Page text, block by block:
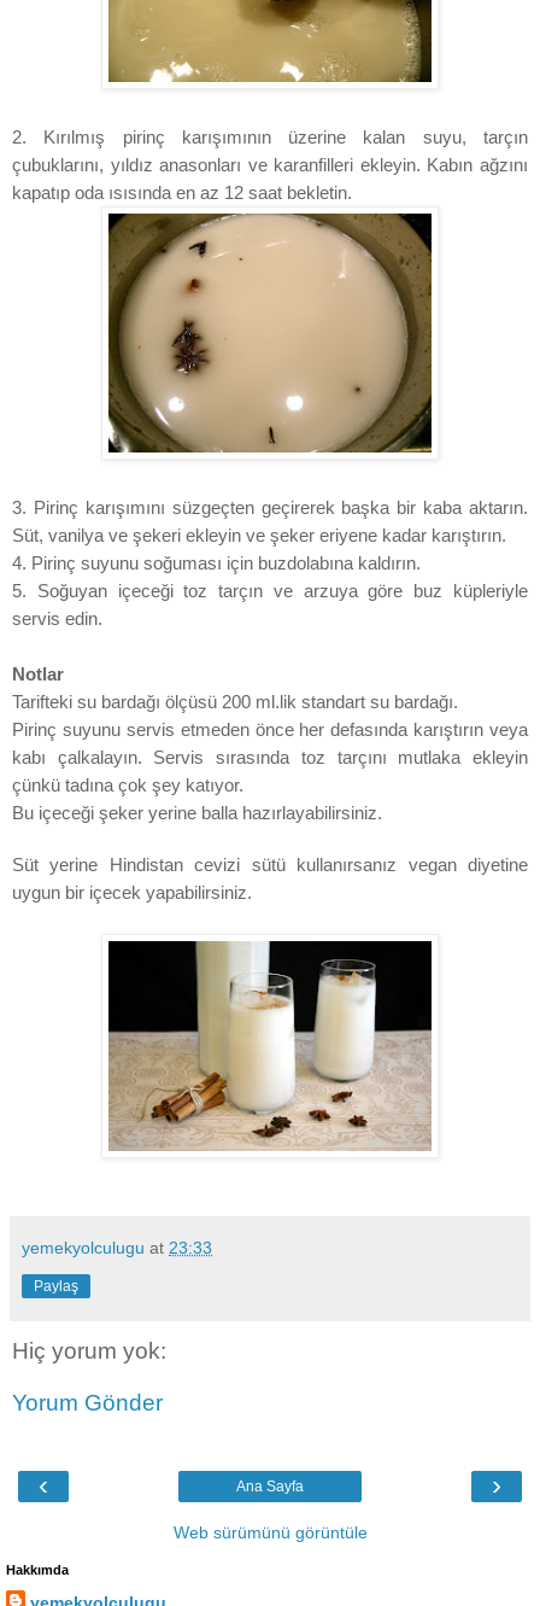
2. Kırılmış pirinç karışımının üzerine kalan suyu, tarçın
çubuklarını, yıldız anasonları ve karanfilleri ekleyin. Kabın ağzını
kapatıp oda ısısında en az 12 saat bekletin.
3. Pirinç karışımını süzgeçten geçirerek başka bir kaba aktarın.
Süt, vanilya ve şekeri ekleyin ve şeker eriyene kadar karıştırın.
4. Pirinç suyunu soğuması için buzdolabına kaldırın.
5. Soğuyan içeceği toz tarçın ve arzuya göre buz küpleriyle
servis edin.
Notlar
Tarifteki su bardağı ölçüsü 200 ml.lik standart su bardağı.
Pirinç suyunu servis etmeden önce her defasında karıştırın veya
kabı çalkalayın. Servis sırasında toz tarçını mutlaka ekleyin
çünkü tadına çok şey katıyor.
Bu içeceği şeker yerine balla hazırlayabilirsiniz.
Süt yerine Hindistan cevizi sütü kullanırsanız vegan diyetine
uygun bir içecek yapabilirsiniz.
yemekyolculugu at 23:33
Paylaş
Hiç yorum yok:
Yorum Gönder
‹ ›
Ana Sayfa
Web sürümünü görüntüle
Hakkımda
yemekyolculugu